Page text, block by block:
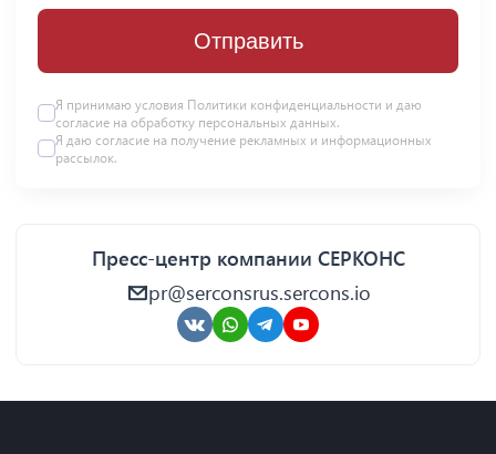
Отправить
Я принимаю условия Политики конфиденциальности и даю
согласие на обработку персональных данных.
Я даю согласие на получение рекламных и информационных
рассылок.
Пресс-центр компании СЕРКОНС
pr@serconsrus.sercons.io